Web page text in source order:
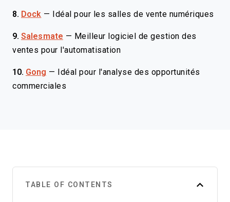
8. Dock — Idéal pour les salles de vente numériques
9. Salesmate — Meilleur logiciel de gestion des
ventes pour l'automatisation
10. Gong —
Idéal pour l'analyse des opportunités
commerciales
TABLE OF CONTENTS